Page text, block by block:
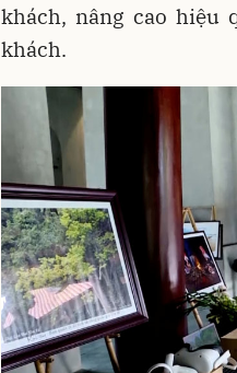
khách, nâng cao hiệu
khách.